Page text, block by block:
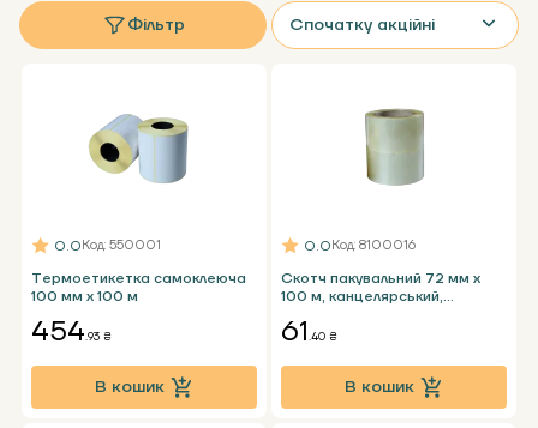
Фільтр Спочатку акційні
Термоетикетка самоклеюча
100 мм х 100 м
0.0Код: 550001
454.93 ₴
В кошик
Скотч пакувальний 72 мм x
100 м, канцелярський,
0.0Код: 8100016
61.40 ₴
В кошик